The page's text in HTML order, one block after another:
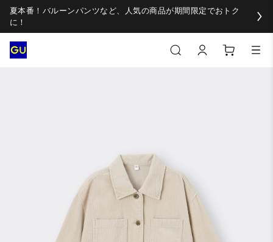
夏本番！バルーンパンツなど、人気の商品が期間限定でおトク
に！